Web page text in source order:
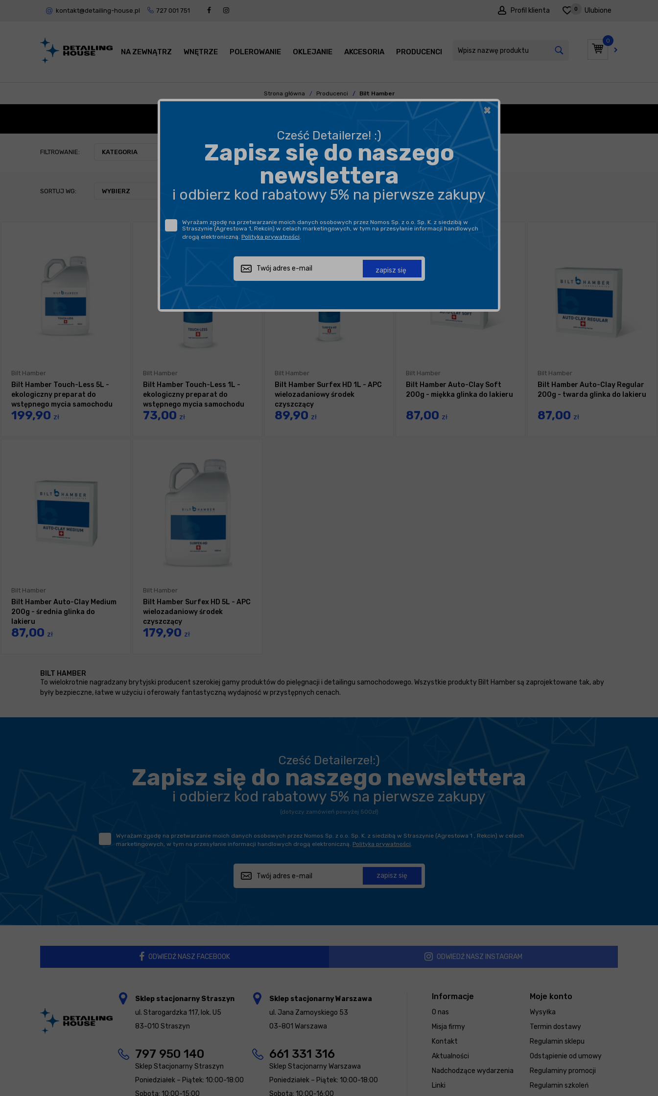
kontakt@detailing-house.pl 727 001 751 Profil klienta Ulubione
0
0
NA ZEWNĄTRZ WNĘTRZE POLEROWANIE OKLEJANIE AKCESORIA PRODUCENCI PROMOCJE
Strona główna Producenci Bilt Hamber
BILT HAMBER - KOSMETYKI SAMOCHODOWE
FILTROWANIE: KATEGORIA PODKATEGORIA CENA
SORTUJ WG: WYBIERZ POKAŻ PO: 21
Bilt Hamber
Bilt Hamber Touch-Less 5L -
ekologiczny preparat do
wstępnego mycia samochodu
199,90 zł
Bilt Hamber
Bilt Hamber Touch-Less 1L -
ekologiczny preparat do
wstępnego mycia samochodu
73,00 zł
Bilt Hamber
Bilt Hamber Surfex HD 1L - APC
wielozadaniowy środek
czyszczący
89,90 zł
Bilt Hamber
Bilt Hamber Auto-Clay Soft
200g - miękka glinka do lakieru
87,00 zł
Bilt Hamber
Bilt Hamber Auto-Clay Regular
200g - twarda glinka do lakieru
87,00 zł
Bilt Hamber
Bilt Hamber Auto-Clay Medium
200g - średnia glinka do
lakieru
87,00 zł
Bilt Hamber
Bilt Hamber Surfex HD 5L - APC
wielozadaniowy środek
czyszczący
179,90 zł
BILT HAMBER
To wielokrotnie nagradzany brytyjski producent szerokiej gamy produktów do pielęgnacji i detailingu samochodowego. Wszystkie produkty Bilt Hamber są zaprojektowane tak, aby
były bezpieczne, łatwe w użyciu i oferowały fantastyczną wydajność w przystępnych cenach.
Cześć Detailerze!:)
Zapisz się do naszego newslettera
i odbierz kod rabatowy 5% na pierwsze zakupy
(dotyczy zamówień powyżej 500zł)
Wyrażam zgodę na przetwarzanie moich danych osobowych przez Nomos Sp. z o.o. Sp. K. z siedzibą w Straszynie (Agrestowa 1 , Rekcin) w celach
marketingowych, w tym na przesyłanie informacji handlowych drogą elektroniczną. Polityka prywatności.
zapisz się
ODWIEDŹ NASZ FACEBOOK ODWIEDŹ NASZ INSTAGRAM
×
Cześć Detailerze! :)
Zapisz się do naszego
newslettera
i odbierz kod rabatowy 5% na pierwsze zakupy
Wyrażam zgodę na przetwarzanie moich danych osobowych przez Nomos Sp. z o.o. Sp. K. z siedzibą w
Straszynie (Agrestowa 1, Rekcin) w celach marketingowych, w tym na przesyłanie informacji handlowych
drogą elektroniczną. Polityka prywatności
zapisz się
Informacje
O nas
Misja firmy
Kontakt
Aktualności
Nadchodzące wydarzenia
Linki
Moje konto
Wysyłka
Termin dostawy
Regulamin sklepu
Odstąpienie od umowy
Regulaminy promocji
Regulamin szkoleń
Sklep stacjonarny Straszyn
ul. Starogardzka 117, lok. U5
83-010 Straszyn
797 950 140
Sklep Stacjonarny Straszyn
Poniedziałek – Piątek: 10:00-18:00
Sobota: 10:00-15:00
Sklep stacjonarny Warszawa
ul. Jana Zamoyskiego 53
03-801 Warszawa
661 331 316
Sklep Stacjonarny Warszawa
Poniedziałek – Piątek: 10:00-18:00
Sobota: 10:00-16:00